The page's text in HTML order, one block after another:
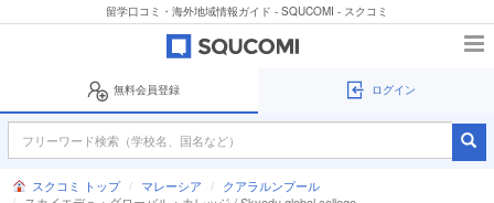
留学口コミ・海外地域情報ガイド - SQUCOMI - スクコミ
無料会員登録 ログイン
スクコミ トップ マレーシア
クアラルンプール